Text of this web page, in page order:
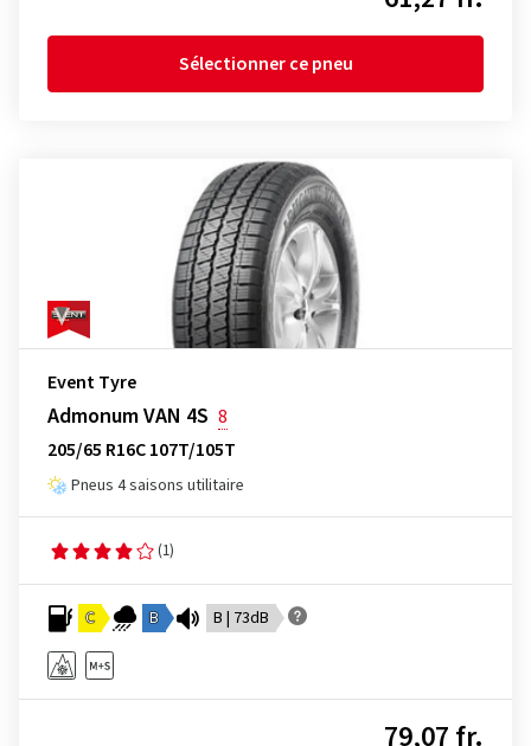
Sélectionner ce pneu
Event Tyre
Admonum VAN 4S 8
205/65 R16C 107T/105T
Pneus 4 saisons utilitaire
(1)
C B B | 73dB
79,07 fr.